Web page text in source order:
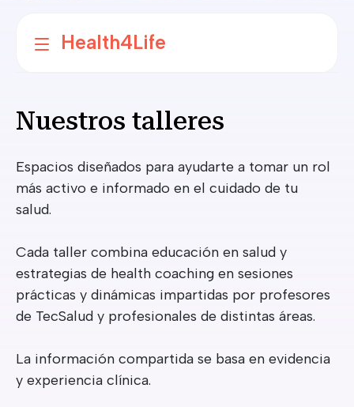
Health4Life
Nuestros talleres
Espacios diseñados para ayudarte a tomar un rol
más activo e informado en el cuidado de tu
salud.
Cada taller combina educación en salud y
estrategias de health coaching en sesiones
prácticas y dinámicas impartidas por profesores
de TecSalud y profesionales de distintas áreas.
La información compartida se basa en evidencia
y experiencia clínica.